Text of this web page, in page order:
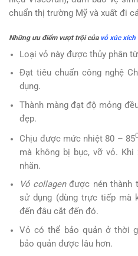
chuẩn thị trường Mỹ và xuất đi
Những ưu điểm vượt trội của vỏ xúc xích
Loại vỏ này được thủy phân
Đạt tiêu chuẩn công nghệ
dụng.
Thành màng đạt độ mỏng
đẹp.
Chịu được mức nhiệt 80 – 850
mà không bị bục, vỡ vỏ.
nhăn.
Vỏ collagenđược nén thành
sử dụng (dùng trực tiếp mà
đến đâu cắt đến đó.
Vỏ có thể bảo quản ở thời
bảo quản được lâu hơn.